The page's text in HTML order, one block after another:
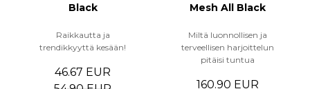
Black
Raikkautta ja
trendikkyyttä kesään!
46.67 EUR
Mesh All Black
Miltä luonnollisen ja
terveellisen harjoittelun
pitäisi tuntua
160.90 EUR